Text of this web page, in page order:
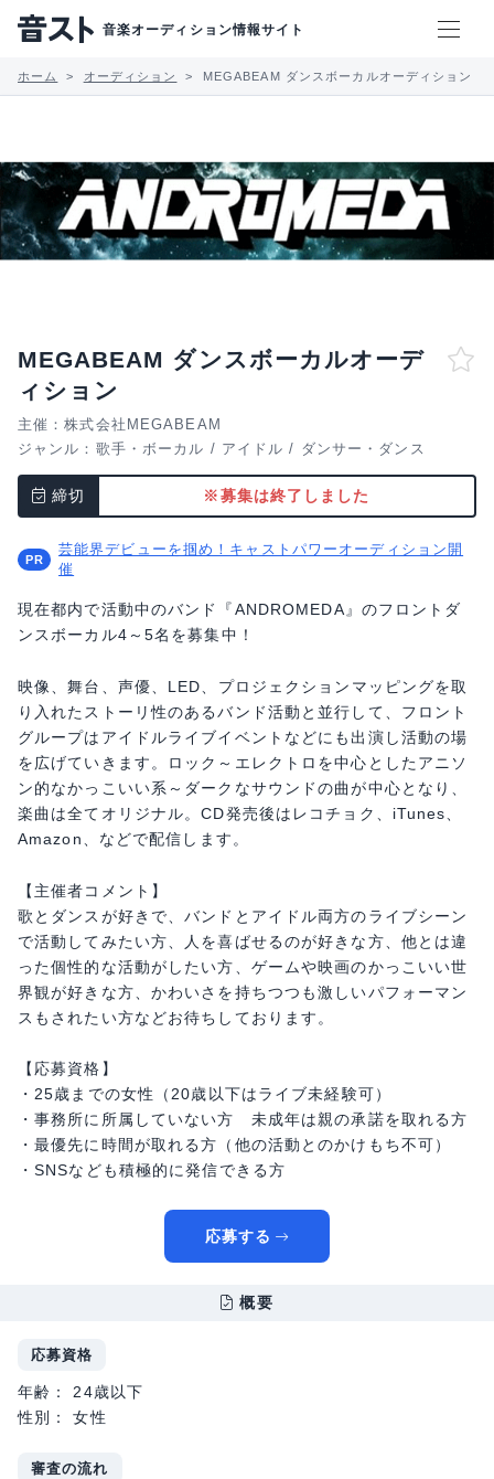
音楽オーディション情報サイト
ホーム オーディション MEGABEAM ダンスボーカルオーディション
MEGABEAM ダンスボーカルオーデ
ィション
主催：株式会社MEGABEAM
ジャンル： 歌手・ボーカル / アイドル / ダンサー・ダンス
締切 ※募集は終了しました
芸能界デビューを掴め！キャストパワーオーディション開
催
現在都内で活動中のバンド『ANDROMEDA』のフロントダ
ンスボーカル4～5名を募集中！
映像、舞台、声優、LED、プロジェクションマッピングを取
り入れたストーリ性のあるバンド活動と並行して、フロント
グループはアイドルライブイベントなどにも出演し活動の場
を広げていきます。ロック～エレクトロを中心としたアニソ
ン的なかっこいい系～ダークなサウンドの曲が中心となり、
楽曲は全てオリジナル。CD発売後はレコチョク、iTunes、
Amazon、などで配信します。
【主催者コメント】
歌とダンスが好きで、バンドとアイドル両方のライブシーン
で活動してみたい方、人を喜ばせるのが好きな方、他とは違
った個性的な活動がしたい方、ゲームや映画のかっこいい世
界観が好きな方、かわいさを持ちつつも激しいパフォーマン
スもされたい方などお待ちしております。
【応募資格】
・25歳までの女性（20歳以下はライブ未経験可）
・事務所に所属していない方 未成年は親の承諾を取れる方
・最優先に時間が取れる方（他の活動とのかけもち不可）
・SNSなども積極的に発信できる方
応募する
概要
応募資格
年齢： 24歳以下
性別： 女性
審査の流れ